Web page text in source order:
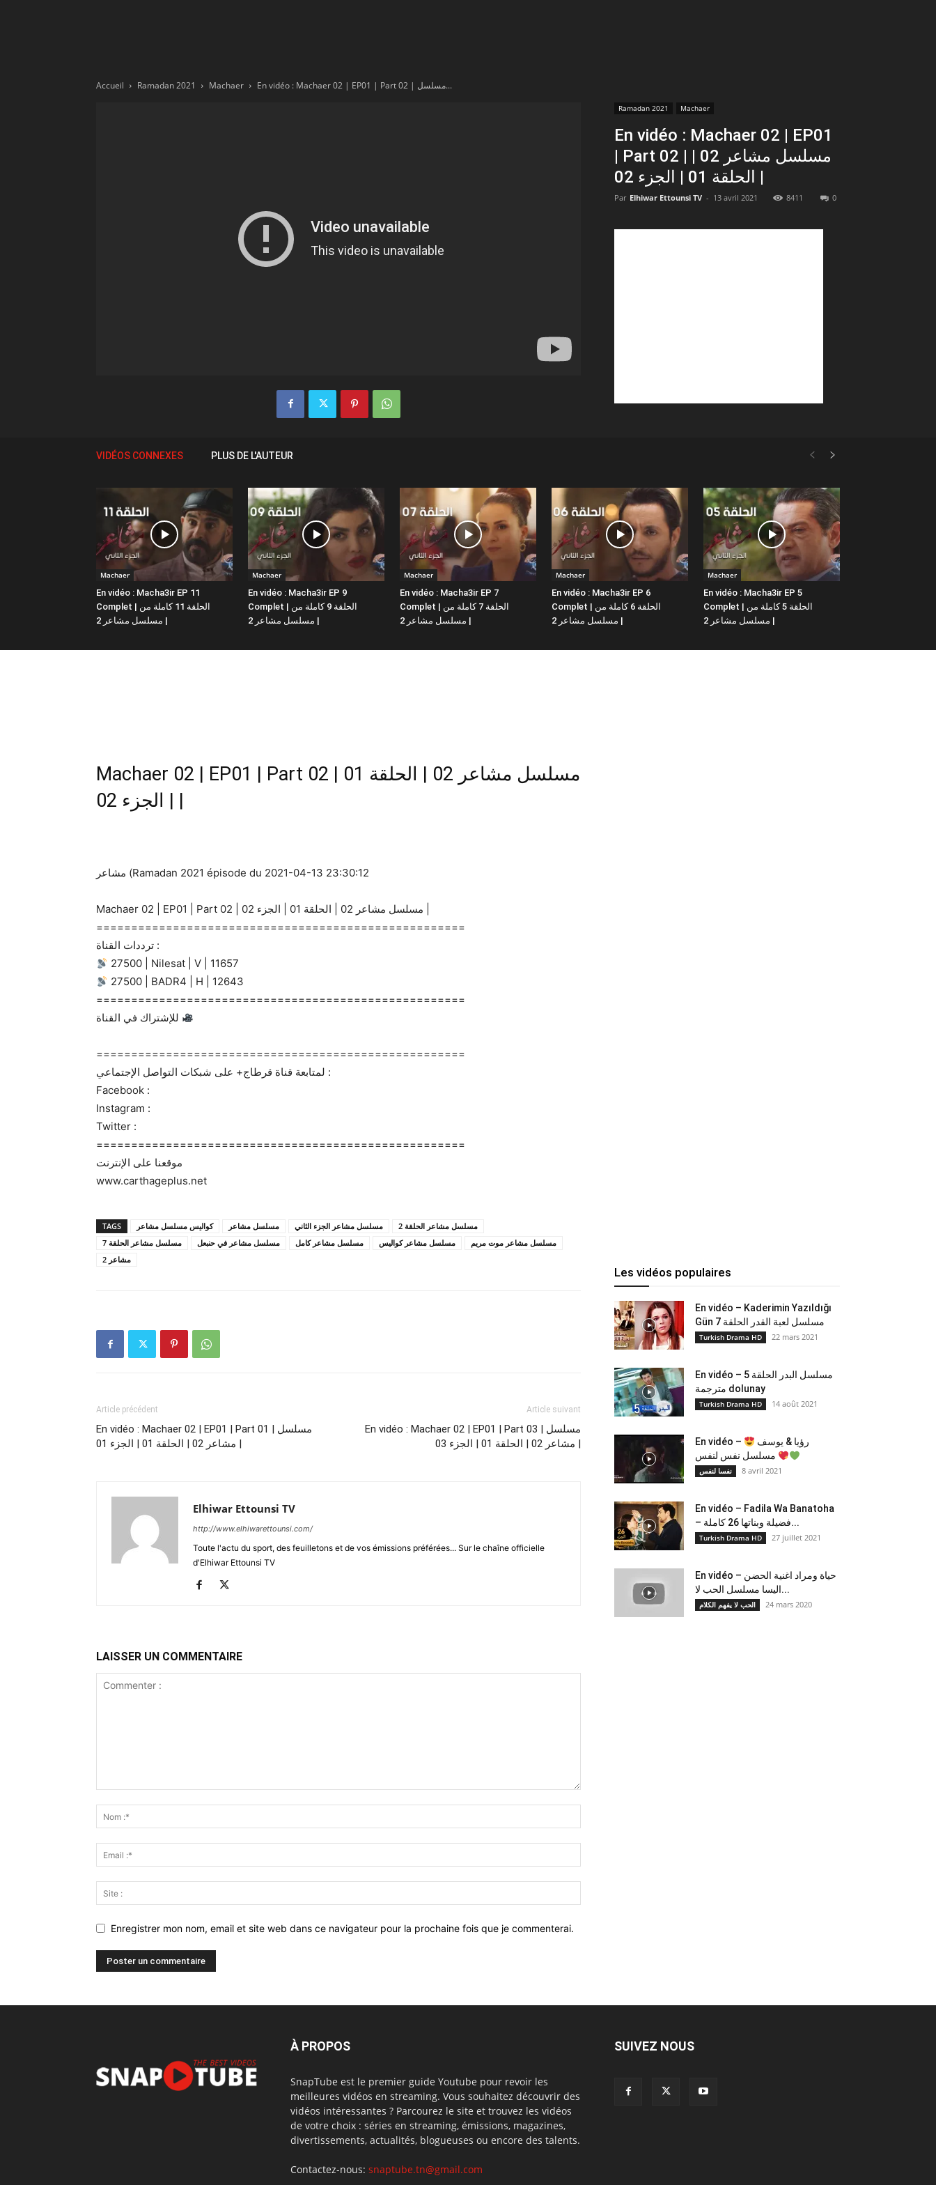
Accueil Ramadan 2021 Machaer En vidéo : Machaer 02 | EP01 | Part 02 | مسلسل...
Ramadan 2021 Machaer
En vidéo : Machaer 02 | EP01
| Part 02 | مسلسل مشاعر 02 |
الحلقة 01 | الجزء 02 |
Par Elhiwar Ettounsi TV - 13 avril 2021 8411 0
VIDÉOS CONNEXES PLUS DE L'AUTEUR
Machaer
En vidéo : Macha3ir EP 11
Complet | الحلقة 11 كاملة من
مسلسل مشاعر 2 |
Machaer
En vidéo : Macha3ir EP 9
Complet | الحلقة 9 كاملة من
مسلسل مشاعر 2 |
Machaer
En vidéo : Macha3ir EP 7
Complet | الحلقة 7 كاملة من
مسلسل مشاعر 2 |
Machaer
En vidéo : Macha3ir EP 6
Complet | الحلقة 6 كاملة من
مسلسل مشاعر 2 |
Machaer
En vidéo : Macha3ir EP 5
Complet | الحلقة 5 كاملة من
مسلسل مشاعر 2 |
Machaer 02 | EP01 | Part 02 | مسلسل مشاعر 02 | الحلقة 01
مشاعر (Ramadan 2021 épisode du 2021-04-13 23:30:12
=====================================================
ترددات القناة :
27500 | Nilesat | V | 11657
27500 | BADR4 | H | 12643
=====================================================
=====================================================
لمتابعة قناة قرطاج+ على شبكات التواصل الإجتماعي :
Facebook :
Instagram :
Twitter :
=====================================================
موقعنا على الإنترنت
www.carthageplus.net
TAGS كواليس مسلسل مشاعر مسلسل مشاعر مسلسل مشاعر الجزء الثاني
مسلسل مشاعر الحلقة 2
مسلسل مشاعر الحلقة 7
مسلسل مشاعر في حنبعل مسلسل مشاعر كامل مسلسل مشاعر كواليس
مسلسل مشاعر موت مريم
مشاعر 2
Article précédent
En vidéo : Machaer 02 | EP01 | Part 01 | مسلسل
Article suivant
En vidéo : Machaer 02 | EP01 | Part 03 | مسلسل
Elhiwar Ettounsi TV
http://www.elhiwarettounsi.com/
Toute l'actu du sport, des feuilletons et de vos émissions préférées... Sur le chaîne officielle
d'Elhiwar Ettounsi TV
LAISSER UN COMMENTAIRE
Enregistrer mon nom, email et site web dans ce navigateur pour la prochaine fois que je commenterai.
Les vidéos populaires
En vidéo – Kaderimin Yazıldığı
Gün مسلسل لعبة القدر الحلقة 7
Turkish Drama HD 22 mars 2021
En vidéo – مسلسل البدر الحلقة 5
مترجمة dolunay
Turkish Drama HD 14 août 2021
En vidéo –
نفسا لنفس 8 avril 2021
En vidéo – Fadila Wa Banatoha
– فضيلة وبناتها 26 كاملة...
Turkish Drama HD 27 juillet 2021
En vidéo – حياة ومراد اغنية الحضن
اليسا مسلسل الحب لا...
الحب لا يفهم الكلام 24 mars 2020
À PROPOS
SnapTube est le premier guide Youtube pour revoir les
meilleures vidéos en streaming. Vous souhaitez découvrir des
vidéos intéressantes ? Parcourez le site et trouvez les vidéos
de votre choix : séries en streaming, émissions, magazines,
divertissements, actualités, blogueuses ou encore des talents.
Contactez-nous: snaptube.tn@gmail.com
SUIVEZ NOUS